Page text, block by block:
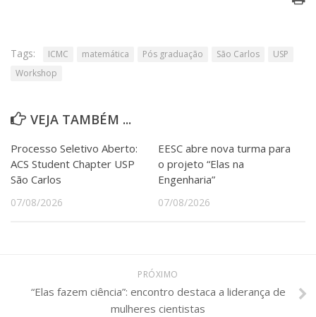
Tags: ICMC matemática Pós graduação São Carlos
USP
Workshop
VEJA TAMBÉM ...
Processo Seletivo Aberto:
ACS Student Chapter USP
São Carlos
07/08/2026
EESC abre nova turma para
o projeto “Elas na
Engenharia”
07/08/2026
PRÓXIMO
“Elas fazem ciência”: encontro destaca a liderança de
mulheres cientistas